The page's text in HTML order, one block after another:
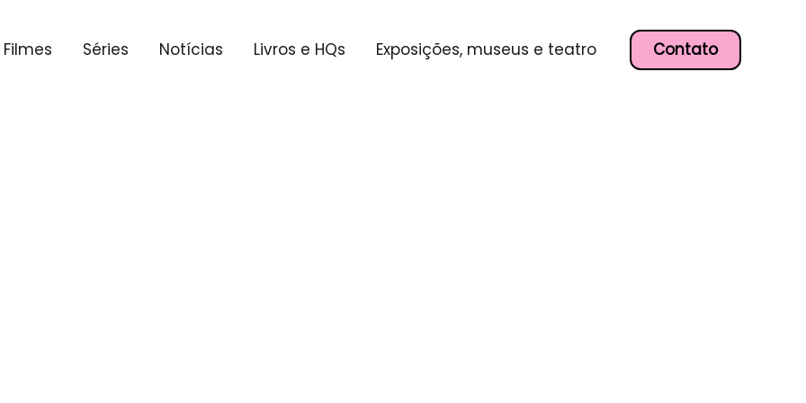
Filmes Séries Notícias Livros e HQs Exposições, museus e teatro Contato